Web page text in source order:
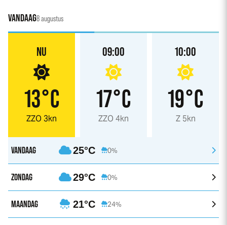
VANDAAG8 augustus
NU
13°C
ZZO 3kn
09:00
17°C
ZZO 4kn
10:00
19°C
Z 5kn
VANDAAG 25°C 0%
ZONDAG 29°C 0%
MAANDAG 21°C 24%